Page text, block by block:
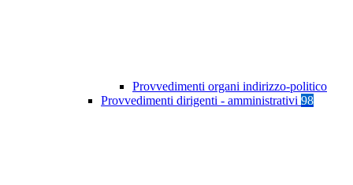
Provvedimenti organi indirizzo-politico
Provvedimenti dirigenti - amministrativi 98